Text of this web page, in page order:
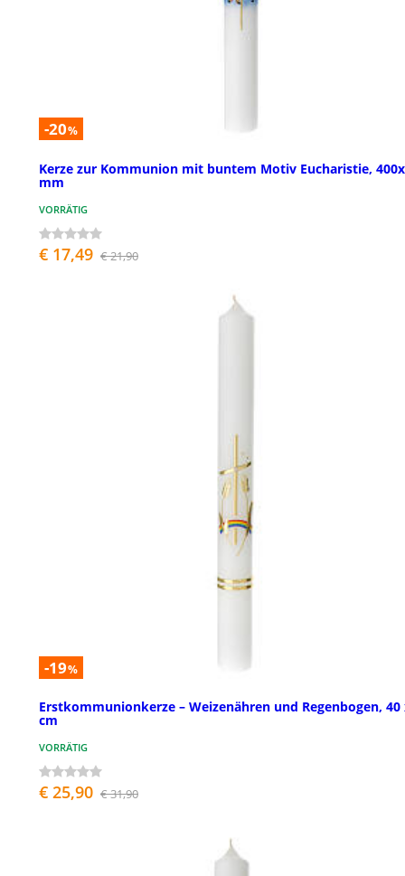
-20%
Kerze zur Kommunion mit buntem Motiv Eucharistie,
mm
VORRÄTIG
€ 17,49 € 21,90
-19%
Erstkommunionkerze – Weizenähren und Regenbogen, 40
cm
VORRÄTIG
€ 25,90 € 31,90